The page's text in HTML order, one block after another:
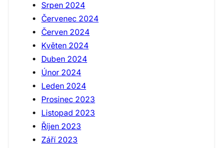
Srpen 2024
Červenec 2024
Červen 2024
Květen 2024
Duben 2024
Únor 2024
Leden 2024
Prosinec 2023
Listopad 2023
Říjen 2023
Září 2023